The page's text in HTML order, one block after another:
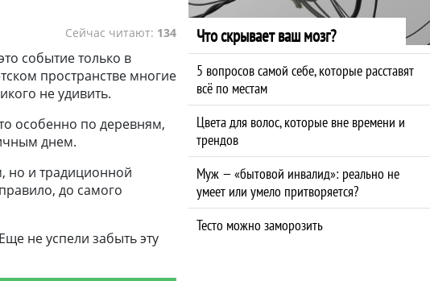
Сейчас читают: 134
событие только в
пространстве многие
не удивить.
особенно по деревням,
днем.
но и традиционной
до самого
не успели забыть эту
Что скрывает ваш мозг?
5 вопросов самой себе, которые расставят
всё по местам
Цвета для волос, которые вне времени и
трендов
Муж — «бытовой инвалид»: реально не
умеет или умело притворяется?
Тесто можно заморозить